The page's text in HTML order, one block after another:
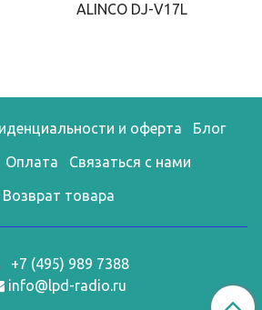
ALINCO DJ-V17L
и оферта Блог
Оплата Связаться с нами
Возврат товара
+7 (495) 989 7388
info@lpd-radio.ru